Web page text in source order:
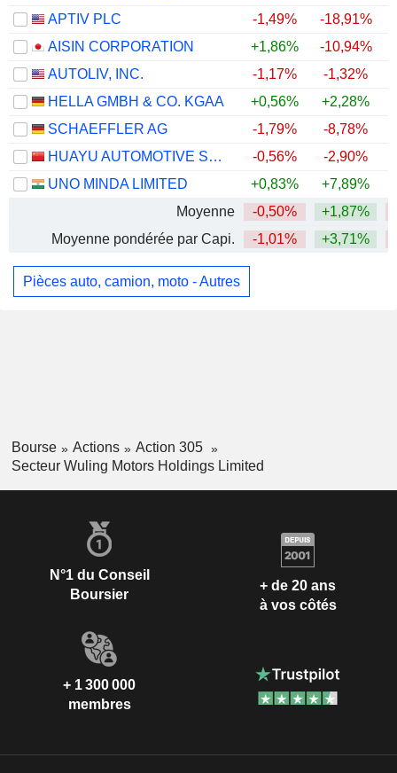
APTIV PLC
-1,49% -18,91%
AISIN CORPORATION
+1,86% -10,94%
AUTOLIV, INC.
-1,17% -1,32%
HELLA GMBH & CO. KGAA
+0,56% +2,28%
SCHAEFFLER AG
-1,79% -8,78%
HUAYU AUTOMOTIVE SYSTEMS COMPANY LIMITED
-0,56% -2,90%
UNO MINDA LIMITED
+0,83% +7,89%
Moyenne
-0,50% +1,87%
Moyenne pondérée par Capi.
-1,01% +3,71%
Pièces auto, camion, moto - Autres
Bourse Actions
Action 305
Secteur Wuling Motors Holdings Limited
N°1 du Conseil
Boursier
+ de 20 ans
à vos côtés
+ 1 300 000
membres